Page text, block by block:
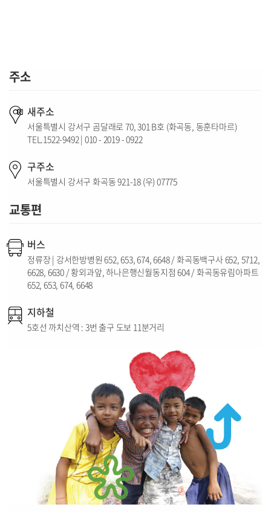
주소
새주소
서울특별시 강서구 곰달래로 70, 301 B호 (화곡동, 동훈타마르)
TEL.1522-9492 | 010 - 2019 - 0922
구주소
서울특별시 강서구 화곡동 921-18 (우) 07775
교통편
버스
정류장 | 강서한방병원 652, 653, 674, 6648 / 화곡동백구사 652, 5712,
6628, 6630 / 황외과앞, 하나은행신월동지점 604 / 화곡동유림아파트
652, 653, 674, 6648
지하철
5호선 까치산역 : 3번 출구 도보 11분거리